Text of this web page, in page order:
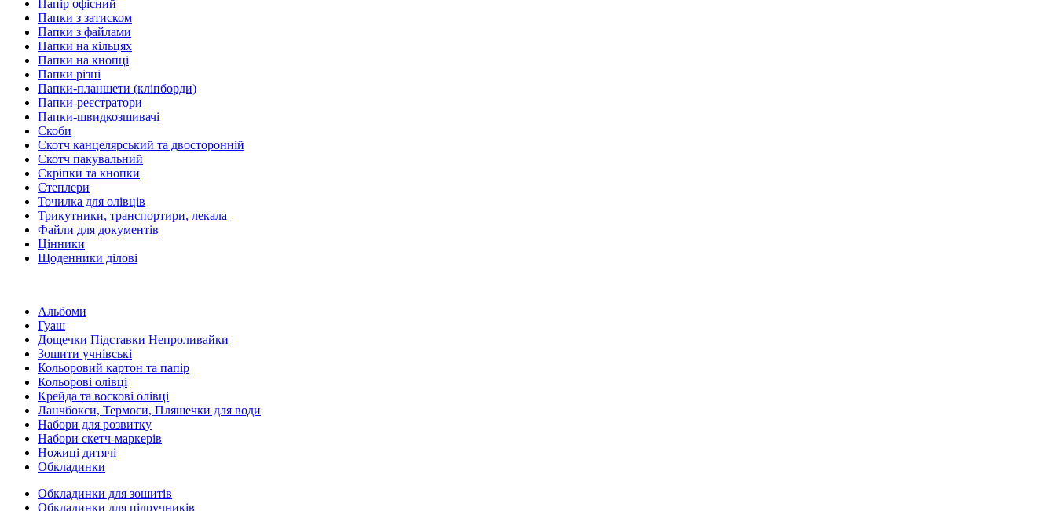
Папір офісний
Папки з затиском
Папки з файлами
Папки на кільцях
Папки на кнопці
Папки різні
Папки-планшети (кліпборди)
Папки-реєстратори
Папки-швидкозшивачі
Скоби
Скотч канцелярський та двосторонній
Скотч пакувальний
Скріпки та кнопки
Степлери
Точилка для олівців
Трикутники, транспортири, лекала
Файли для документів
Цінники
Щоденники ділові
Альбоми
Гуаш
Дощечки Підставки Непроливайки
Зошити учнівські
Кольоровий картон та папір
Кольорові олівці
Крейда та воскові олівці
Ланчбокси, Термоси, Пляшечки для води
Набори для розвитку
Набори скетч-маркерів
Ножиці дитячі
Обкладинки
Обкладинки для зошитів
Обкладинки для підручників